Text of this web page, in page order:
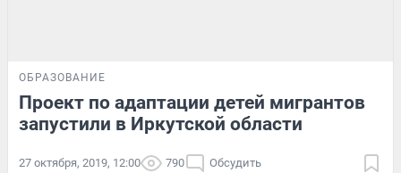
ОБРАЗОВАНИЕ
Проект по адаптации детей мигрантов
запустили в Иркутской области
27 октября, 2019, 12:00 790 Обсудить